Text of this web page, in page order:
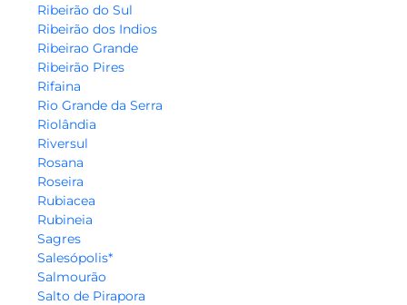
Ribeirão do Sul
Ribeirão dos Indios
Ribeirao Grande
Ribeirão Pires
Rifaina
Rio Grande da Serra
Riolândia
Riversul
Rosana
Roseira
Rubiacea
Rubineia
Sagres
Salesópolis*
Salmourão
Salto de Pirapora